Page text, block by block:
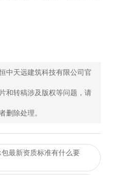
中天远建筑科技有限公司官
和转稿涉及版权等问题，请
删除处理。
最新资质标准有什么要